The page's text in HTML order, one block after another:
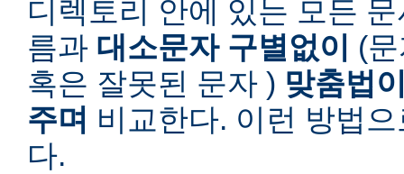
디렉토리 안에 있는 모든
름과 대소문자 구별없이
(
혹은 잘못된 문자 ) 맞춤법
주며 비교한다. 이런 방법
다.